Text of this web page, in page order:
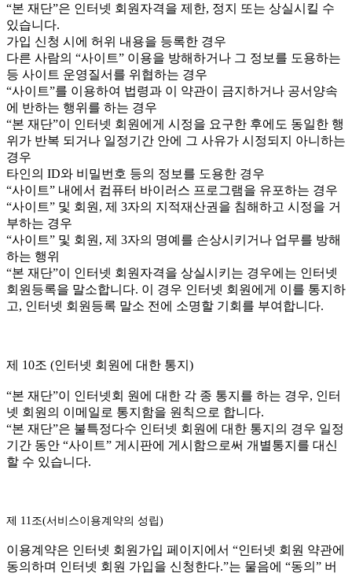
“본 재단”은 인터넷 회원자격을 제한, 정지 또는 상실시킬 수
있습니다.
가입 신청 시에 허위 내용을 등록한 경우
다른 사람의 “사이트” 이용을 방해하거나 그 정보를 도용하는
등 사이트 운영질서를 위협하는 경우
“사이트”를 이용하여 법령과 이 약관이 금지하거나 공서양속
에 반하는 행위를 하는 경우
“본 재단”이 인터넷 회원에게 시정을 요구한 후에도 동일한 행
위가 반복 되거나 일정기간 안에 그 사유가 시정되지 아니하는
경우
타인의 ID와 비밀번호 등의 정보를 도용한 경우
“사이트” 내에서 컴퓨터 바이러스 프로그램을 유포하는 경우
“사이트” 및 회원, 제 3자의 지적재산권을 침해하고 시정을 거
부하는 경우
“사이트” 및 회원, 제 3자의 명예를 손상시키거나 업무를 방해
하는 행위
“본 재단”이 인터넷 회원자격을 상실시키는 경우에는 인터넷
회원등록을 말소합니다. 이 경우 인터넷 회원에게 이를 통지하
고, 인터넷 회원등록 말소 전에 소명할 기회를 부여합니다.
제 10조 (인터넷 회원에 대한 통지)
“본 재단”이 인터넷회 원에 대한 각 종 통지를 하는 경우, 인터
넷 회원의 이메일로 통지함을 원칙으로 합니다.
“본 재단”은 불특정다수 인터넷 회원에 대한 통지의 경우 일정
기간 동안 “사이트” 게시판에 게시함으로써 개별통지를 대신
할 수 있습니다.
제 11조(서비스이용계약의 성립)
이용계약은 인터넷 회원가입 페이지에서 “인터넷 회원 약관에
동의하며 인터넷 회원 가입을 신청한다.”는 물음에 “동의” 버